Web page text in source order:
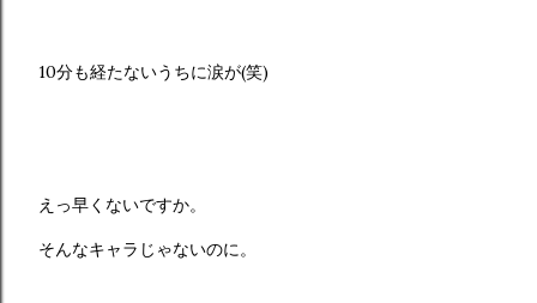
10分も経たないうちに涙が(笑)
えっ早くないですか。
そんなキャラじゃないのに。